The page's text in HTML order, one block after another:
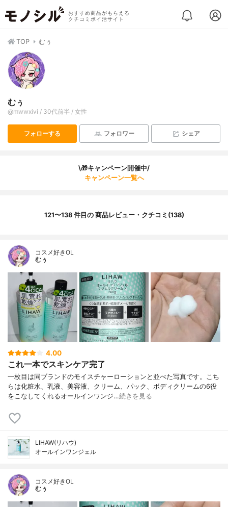
おすすめ商品がもらえる
クチコミポイ活サイト
TOP むぅ
むぅ
@mwwxivi / 30代前半 / 女性
フォローする フォロワー シェア
\🎁キャンペーン開催中/
キャンペーン一覧へ
121〜138 件目の 商品レビュー・クチコミ(138)
コスメ好きOL
むぅ
4.00
これ一本でスキンケア完了
一枚目は同ブランドのモイスチャーローションと並べた写真です。こち
らは化粧水、乳液、美容液、クリーム、パック、ボディクリームの6役
をこなしてくれるオールインワンジ…続きを見る
LIHAW(リハウ)
オールインワンジェル
コスメ好きOL
むぅ